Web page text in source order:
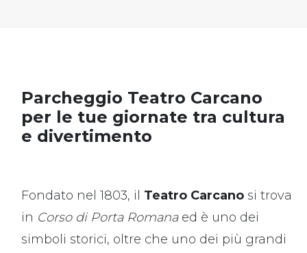
Parcheggio Teatro Carcano
per le tue giornate tra cultura
e divertimento
Fondato nel 1803, il Teatro Carcano si trova
in Corso di Porta Romanaed è uno dei
simboli storici, oltre che uno dei più grandi